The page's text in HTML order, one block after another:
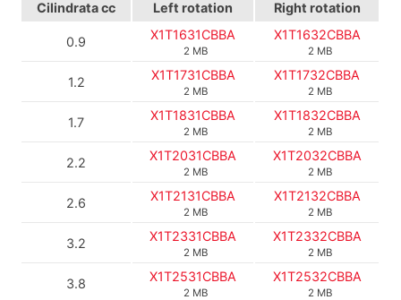
Cilindratacc Left rotation Right rotation
0.9 X1T1631CBBA
2 MB
X1T1632CBBA
2 MB
1.2 X1T1731CBBA
2 MB
X1T1732CBBA
2 MB
1.7 X1T1831CBBA
2 MB
X1T1832CBBA
2 MB
2.2 X1T2031CBBA
2 MB
X1T2032CBBA
2 MB
2.6 X1T2131CBBA
2 MB
X1T2132CBBA
2 MB
3.2 X1T2331CBBA
2 MB
X1T2332CBBA
2 MB
3.8 X1T2531CBBA
2 MB
X1T2532CBBA
2 MB